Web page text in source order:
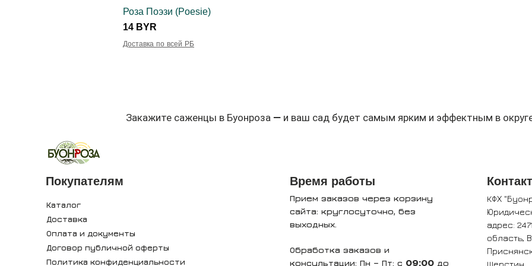
Роза Поэзи (Poesie)
Цена
14 BYR
Доставка по всей РБ
Закажите саженцы в Буонроза — и ваш сад будет самым ярким и эффектным в
Покупателям
Каталог
Доставка
Оплата и документы
Договор публичной оферты
Политика конфиденциальности
Время работы
Прием заказов через корзину
сайта: круглосуточно, без
выходных.
Обработка заказов и
консультации: Пн – Пт: с 09:00 до
КФХ
адрес:
область,